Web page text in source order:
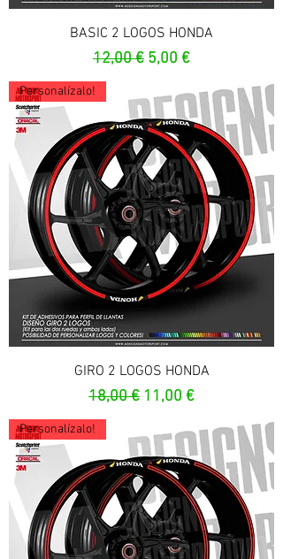
BASIC 2 LOGOS HONDA
Prezzo regolare
12,00 € Prezzo scontato
5,00 €
Personalízalo!
GIRO 2 LOGOS HONDA
Prezzo regolare
18,00 € Prezzo scontato
11,00 €
Personalízalo!